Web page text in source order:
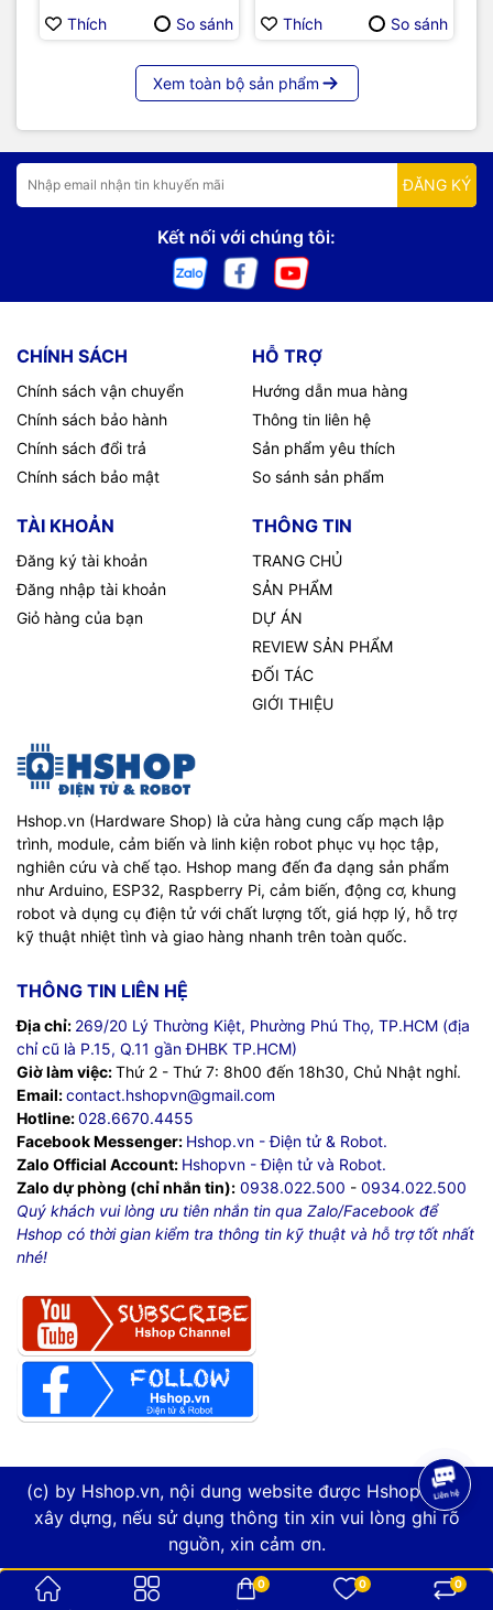
Thích So sánh Thích So sánh
Xem toàn bộ sản phẩm
ĐĂNG KÝ
Kết nối với chúng tôi:
CHÍNH SÁCH
Chính sách vận chuyển
Chính sách bảo hành
Chính sách đổi trả
Chính sách bảo mật
HỖ TRỢ
Hướng dẫn mua hàng
Thông tin liên hệ
Sản phẩm yêu thích
So sánh sản phẩm
TÀI KHOẢN
Đăng ký tài khoản
Đăng nhập tài khoản
Giỏ hàng của bạn
THÔNG TIN
TRANG CHỦ
SẢN PHẨM
DỰ ÁN
REVIEW SẢN PHẨM
ĐỐI TÁC
GIỚI THIỆU
Hshop.vn (Hardware Shop) là cửa hàng cung cấp mạch lập
trình, module, cảm biến và linh kiện robot phục vụ học tập,
nghiên cứu và chế tạo. Hshop mang đến đa dạng sản phẩm
như Arduino, ESP32, Raspberry Pi, cảm biến, động cơ, khung
robot và dụng cụ điện tử với chất lượng tốt, giá hợp lý, hỗ trợ
kỹ thuật nhiệt tình và giao hàng nhanh trên toàn quốc.
THÔNG TIN LIÊN HỆ
Địa chỉ: 269/20 Lý Thường Kiệt, Phường Phú Thọ, TP.HCM (địa
chỉ cũ là P.15, Q.11 gần ĐHBK TP.HCM)
Giờ làm việc:Thứ 2 - Thứ 7: 8h00 đến 18h30, Chủ Nhật nghỉ.
Email:contact.hshopvn@gmail.com
Hotline:028.6670.4455
Facebook Messenger: Hshop.vn - Điện tử & Robot.
Zalo Official Account: Hshopvn - Điện tử và Robot.
Zalo dự phòng (chỉ nhắn tin): 0938.022.500 - 0934.022.500
Quý khách vui lòng ưu tiên nhắn tin qua Zalo/Facebook để
Hshop có thời gian kiểm tra thông tin kỹ thuật và hỗ trợ tốt nhất
nhé!
(c) by Hshop.vn, nội dung website được Hshop.vn tự
xây dựng, nếu sử dụng thông tin xin vui lòng ghi rõ
nguồn, xin cảm ơn.
0 0 0